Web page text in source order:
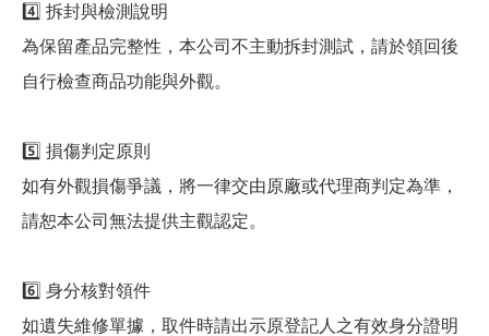
4️⃣ 拆封與檢測說明
為保留產品完整性，本公司不主動拆封測試，請於領回後
自行檢查商品功能與外觀。
5️⃣ 損傷判定原則
如有外觀損傷爭議，將一律交由原廠或代理商判定為準，
請恕本公司無法提供主觀認定。
6️⃣ 身分核對領件
如遺失維修單據，取件時請出示原登記人之有效身分證明